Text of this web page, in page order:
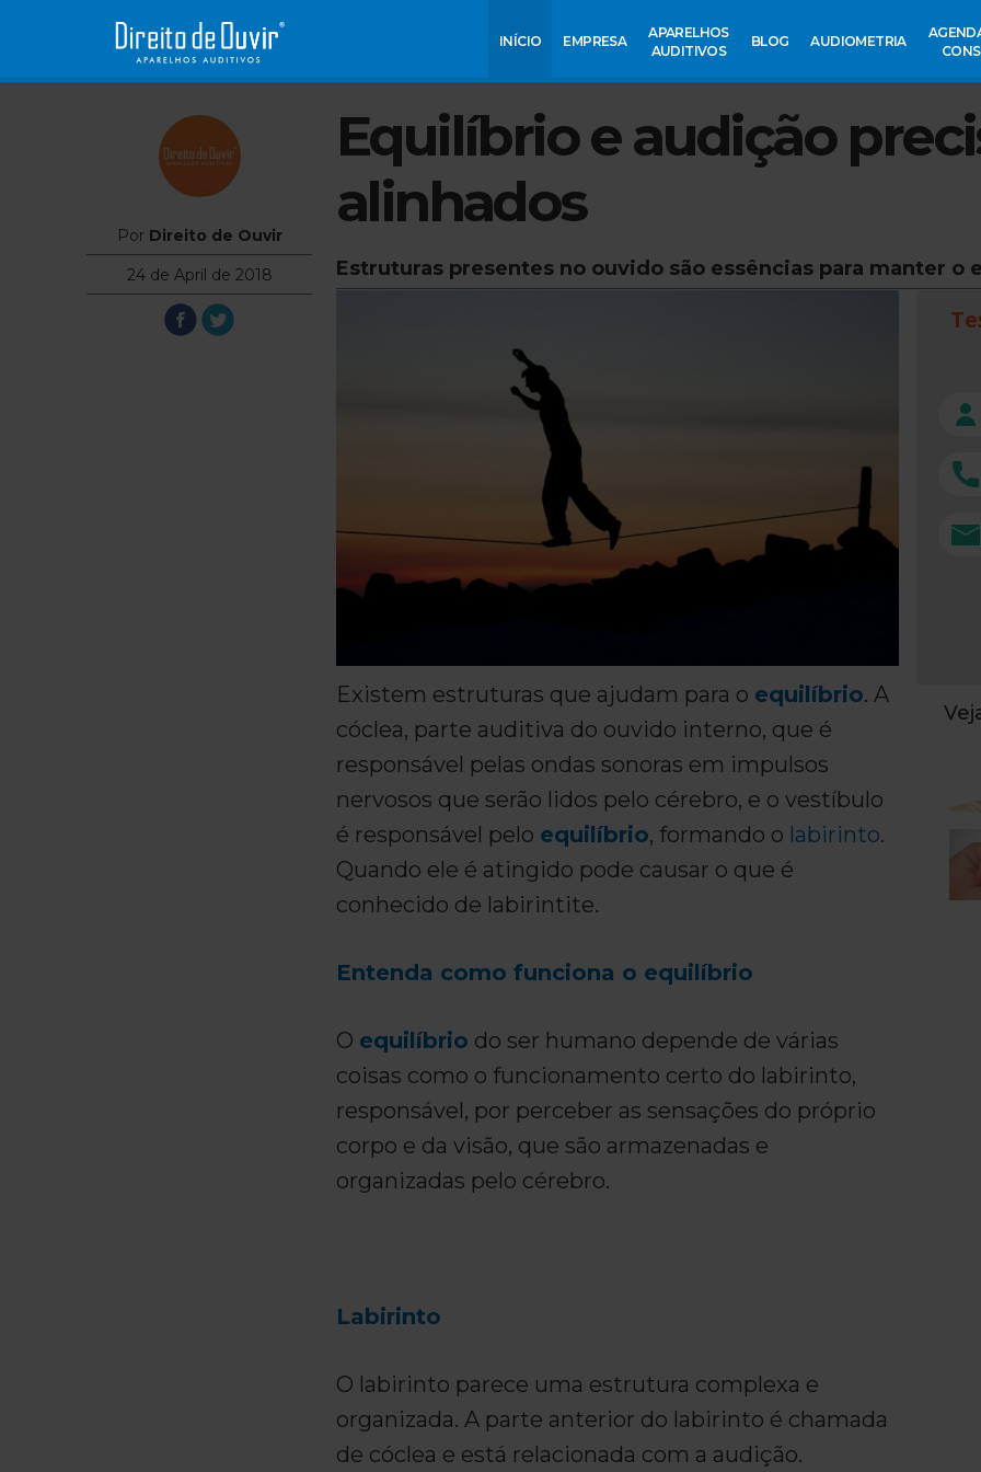
INÍCIO EMPRESA
APARELHOS
AUDITIVOS
BLOG AUDIOMETRIA
Por Direito de Ouvir
24 de April de 2018
Equilíbrio e audição
alinhados
Estruturas presentes no ouvido são essências para manter o
Existem estruturas que ajudam para o equilíbrio. A
cóclea, parte auditiva do ouvido interno, que é
responsável pelas ondas sonoras em impulsos
nervosos que serão lidos pelo cérebro, e o vestíbulo
é responsável pelo equilíbrio, formando o labirinto.
Quando ele é atingido pode causar o que é
conhecido de labirintite.
Entenda como funciona o equilíbrio
O equilíbrio do ser humano depende de várias
coisas como o funcionamento certo do labirinto,
responsável, por perceber as sensações do próprio
corpo e da visão, que são armazenadas e
organizadas pelo cérebro.
Labirinto
O labirinto parece uma estrutura complexa e
organizada. A parte anterior do labirinto é chamada
de cóclea e está relacionada com a audição.